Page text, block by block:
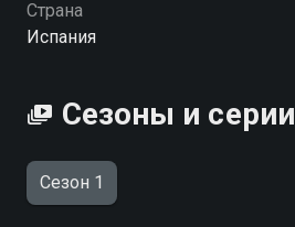
Страна
Испания
Сезоны и серии
Сезон 1